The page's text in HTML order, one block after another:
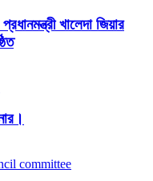
খালেদা জিয়ার